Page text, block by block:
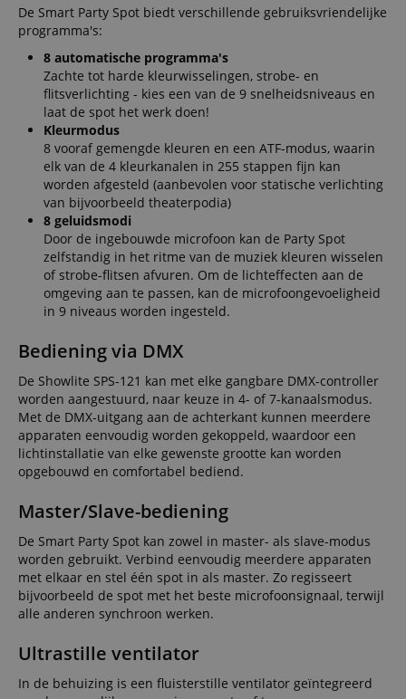
De Smart Party Spot biedt verschillende gebruiksvriendelijke
programma's:
8 automatische programma's
Zachte tot harde kleurwisselingen, strobe- en
flitsverlichting - kies een van de 9 snelheidsniveaus en
laat de spot het werk doen!
Kleurmodus
8 vooraf gemengde kleuren en een ATF-modus, waarin
elk van de 4 kleurkanalen in 255 stappen fijn kan
worden afgesteld (aanbevolen voor statische verlichting
van bijvoorbeeld theaterpodia)
8 geluidsmodi
Door de ingebouwde microfoon kan de Party Spot
zelfstandig in het ritme van de muziek kleuren wisselen
of strobe-flitsen afvuren. Om de lichteffecten aan de
omgeving aan te passen, kan de microfoongevoeligheid
in 9 niveaus worden ingesteld.
Bediening via DMX
De Showlite SPS-121 kan met elke gangbare DMX-controller
worden aangestuurd, naar keuze in 4- of 7-kanaalsmodus.
Met de DMX-uitgang aan de achterkant kunnen meerdere
apparaten eenvoudig worden gekoppeld, waardoor een
lichtinstallatie van elke gewenste grootte kan worden
opgebouwd en comfortabel bediend.
Master/Slave-bediening
De Smart Party Spot kan zowel in master- als slave-modus
worden gebruikt. Verbind eenvoudig meerdere apparaten
met elkaar en stel één spot in als master. Zo regisseert
bijvoorbeeld de spot met het beste microfoonsignaal, terwijl
alle anderen synchroon werken.
Ultrastille ventilator
In de behuizing is een fluisterstille ventilator geïntegreerd